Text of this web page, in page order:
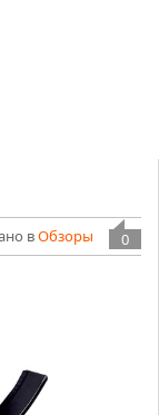
0
вОбзоры